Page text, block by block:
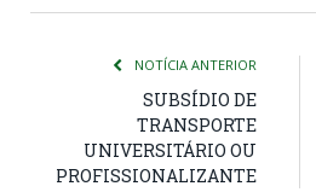
NOTÍCIA ANTERIOR
SUBSÍDIO DE
TRANSPORTE
UNIVERSITÁRIO OU
PROFISSIONALIZANTE